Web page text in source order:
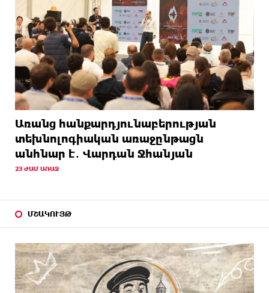
Առանց հանքարդյունաբերության
տեխնոլոգիական առաջընթացն
անհնար է․ Վարդան Ջհանյան
23 ԺԱՄ ԱՌԱՋ
ՄՇԱԿՈՒՅԹ